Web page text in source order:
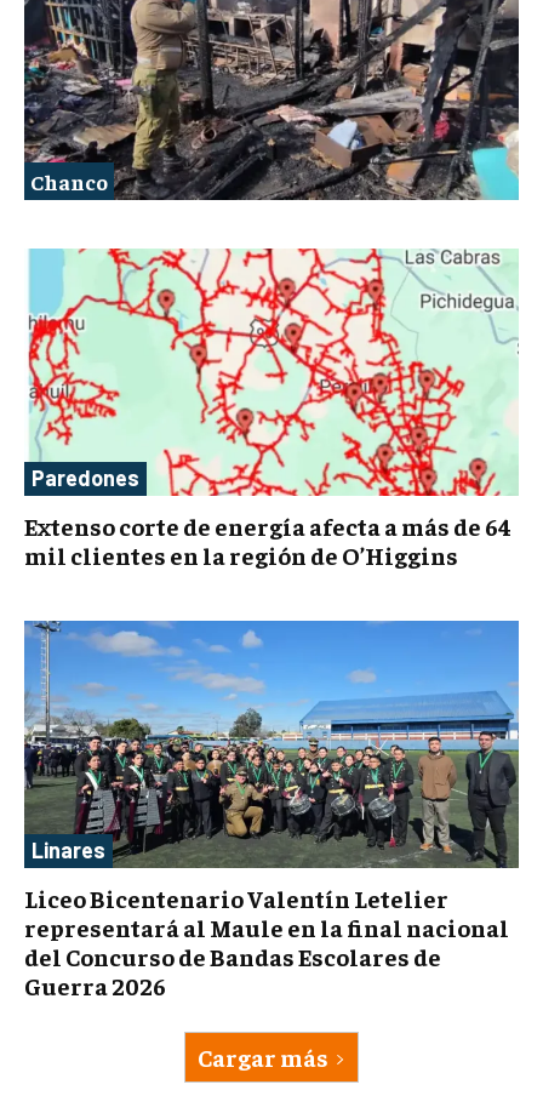
Chanco
Paredones
Extenso corte de energía afecta a más de 64
mil clientes en la región de O’Higgins
Linares
Liceo Bicentenario Valentín Letelier
representará al Maule en la final nacional
del Concurso de Bandas Escolares de
Guerra 2026
Cargar más